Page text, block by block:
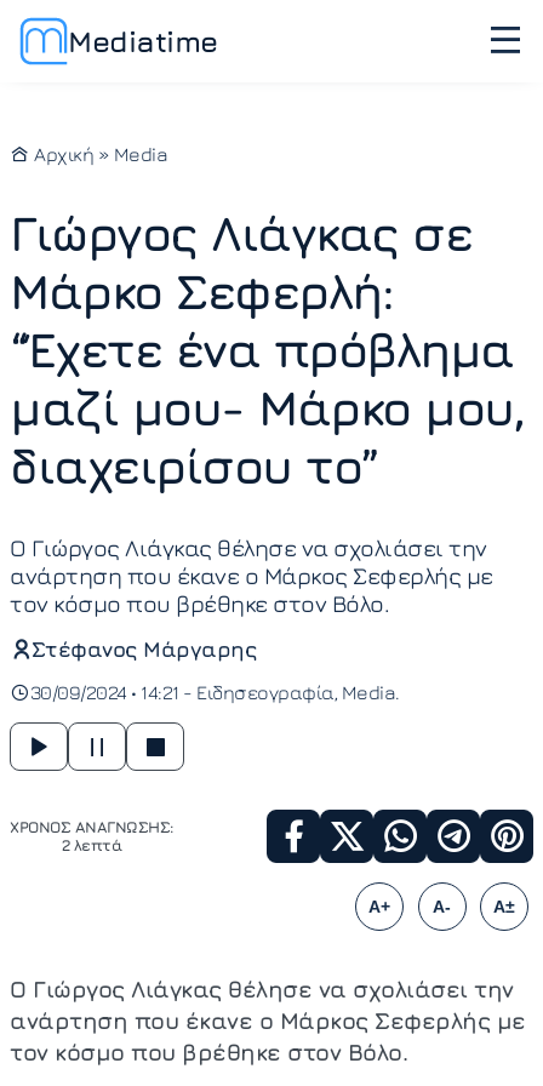
Mediatime
Αρχική » Media
Γιώργος Λιάγκας σε
Μάρκο Σεφερλή:
“Έχετε ένα πρόβλημα
μαζί μου- Μάρκο μου,
διαχειρίσου το”
Ο Γιώργος Λιάγκας θέλησε να σχολιάσει την
ανάρτηση που έκανε ο Μάρκος Σεφερλής με
τον κόσμο που βρέθηκε στον Βόλο.
Στέφανος Μάργαρης
30/09/2024 • 14:21 - Ειδησεογραφία Media
ΧΡΟΝΟΣ ΑΝΑΓΝΩΣΗΣ:
2 λεπτά
A+ A- A±
Ο Γιώργος Λιάγκας θέλησε να σχολιάσει την
ανάρτηση που έκανε ο Μάρκος Σεφερλής με
τον κόσμο που βρέθηκε στον Βόλο.